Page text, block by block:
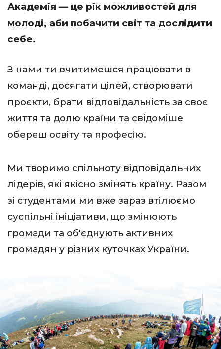
Академія — це рік можливостей для
молоді, аби побачити світ та дослідити
себе.
З нами ти вчитимешся працювати в
команді, досягати цілей, створювати
проєкти, брати відповідальність за своє
життя та долю країни та свідоміше
обереш освіту та професію.
Ми творимо спільноту відповідальних
лідерів, які якісно змінять країну. Разом
зі студентами ми вже зараз втілюємо
суспільні ініціативи, що змінюють
громади та об'єднують активних
громадян у різних куточках України.